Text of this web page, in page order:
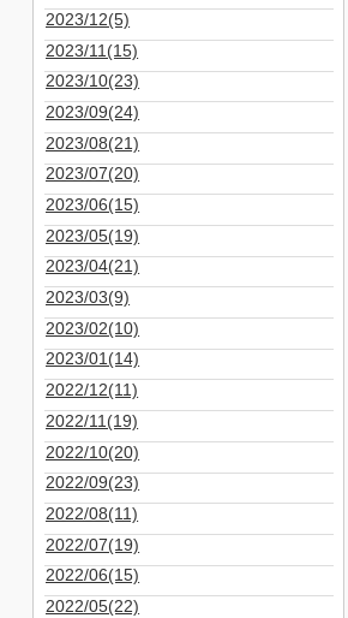
2023/12(5)
2023/11(15)
2023/10(23)
2023/09(24)
2023/08(21)
2023/07(20)
2023/06(15)
2023/05(19)
2023/04(21)
2023/03(9)
2023/02(10)
2023/01(14)
2022/12(11)
2022/11(19)
2022/10(20)
2022/09(23)
2022/08(11)
2022/07(19)
2022/06(15)
2022/05(22)